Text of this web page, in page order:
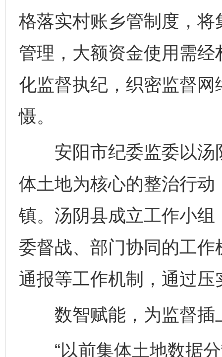
格落实村账乡管制度，
管理，大额资金使用需
化监督执纪，织密监督
慑。
安阳市纪委监委以汤
体土地为核心的整治行
镇。汤阴县成立工作小
委督战、部门协同的工
通报等工作机制，通过
数智赋能，为监督插
“以前集体土地数据分